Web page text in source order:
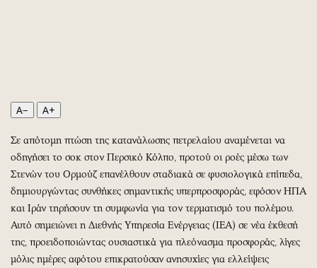
Σινεμά
Μουσική
Εικαστικά
Βιβλίο
Χειρόγραφα
Uncut
Προσφορές
Προσωπικότητες στην ''Κ''
Επιστολές
A− A+
Σε απότομη πτώση της κατανάλωσης πετρελαίου αναμένεται να
οδηγήσει το σοκ στον Περσικό Κόλπο, προτού οι ροές μέσω των
Στενών του Ορμούζ επανέλθουν σταδιακά σε φυσιολογικά επίπεδα,
δημιουργώντας συνθήκες σημαντικής υπερπροσφοράς, εφόσον ΗΠΑ
και Ιράν τηρήσουν τη συμφωνία για τον τερματισμό του πολέμου.
Αυτό σημειώνει η Διεθνής Υπηρεσία Ενέργειας (ΙΕΑ) σε νέα έκθεσή
της, προειδοποιώντας ουσιαστικά για πλεόνασμα προσφοράς, λίγες
μόλις ημέρες αφότου επικρατούσαν ανησυχίες για ελλείψεις